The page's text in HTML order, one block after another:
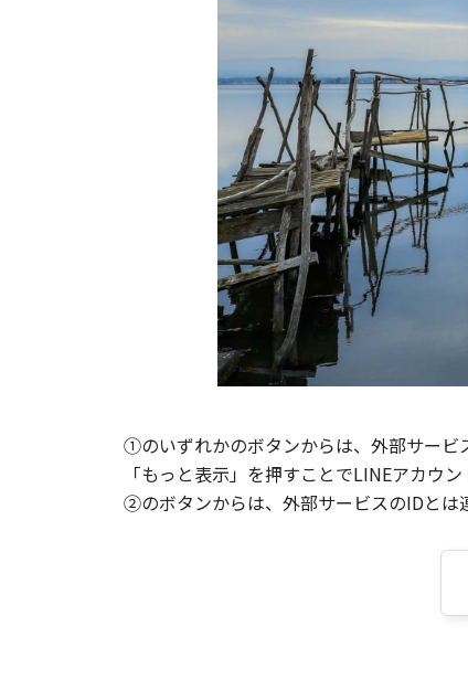
①のいずれかのボタンからは、外部サービ
「もっと表示」を押すことでLINEアカウン
②のボタンからは、外部サービスのIDとは